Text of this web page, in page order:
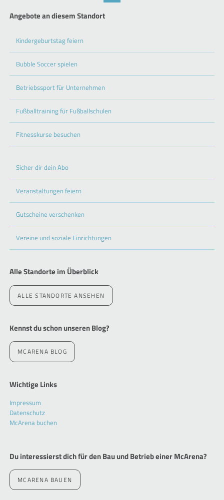
Angebote an diesem Standort
Kindergeburtstag feiern
Bubble Soccer spielen
Betriebssport für Unternehmen
Fußballtraining für Fußballschulen
Fitnesskurse besuchen
Sicher dir dein Abo
Veranstaltungen feiern
Gutscheine verschenken
Vereine und soziale Einrichtungen
Alle Standorte im Überblick
ALLE STANDORTE ANSEHEN
Kennst du schon unseren Blog?
MCARENA BLOG
Wichtige Links
Navigation
überspringen
Impressum
Datenschutz
McArena buchen
Du interessierst dich für den Bau und Betrieb einer McArena?
MCARENA BAUEN